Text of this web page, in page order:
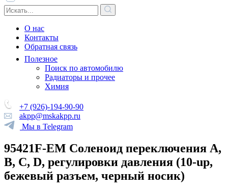
О нас
Контакты
Обратная связь
Полезное
Поиск по автомобилю
Радиаторы и прочее
Химия
+7 (926)-194-90-90
akpp@mskakpp.ru
Мы в Telegram
95421F-EM Соленоид переключения A,
B, C, D, регулировки давления (10-up,
бежевый разъем, черный носик)